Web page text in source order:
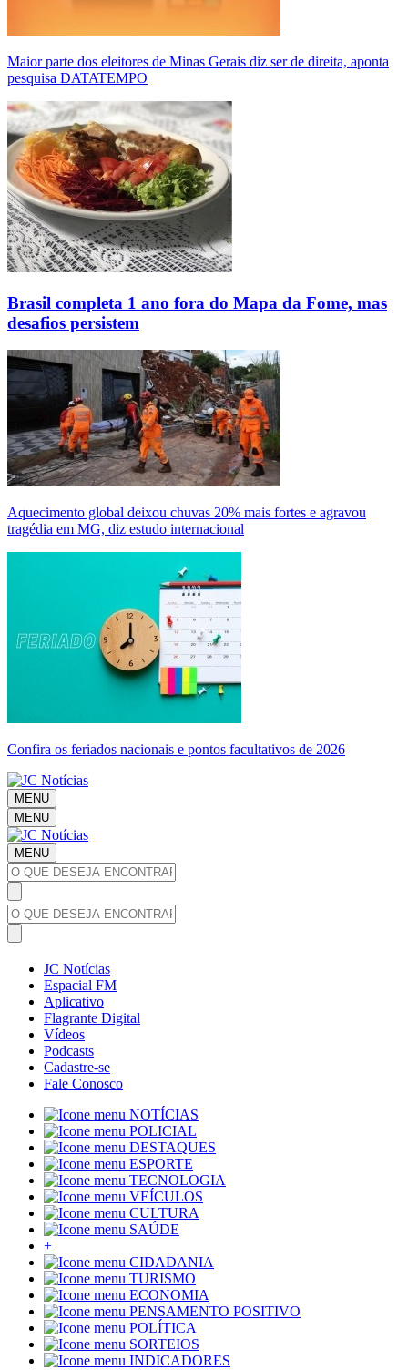
Maior parte dos eleitores de Minas Gerais diz ser de direita, aponta
pesquisa DATATEMPO
Brasil completa 1 ano fora do Mapa da Fome, mas
desafios persistem
Aquecimento global deixou chuvas 20% mais fortes e agravou
tragédia em MG, diz estudo internacional
Confira os feriados nacionais e pontos facultativos de 2026
MENU
MENU
MENU
JC Notícias
Espacial FM
Aplicativo
Flagrante Digital
Vídeos
Podcasts
Cadastre-se
Fale Conosco
NOTÍCIAS
POLICIAL
DESTAQUES
ESPORTE
TECNOLOGIA
VEÍCULOS
CULTURA
SAÚDE
+
CIDADANIA
TURISMO
ECONOMIA
PENSAMENTO POSITIVO
POLÍTICA
SORTEIOS
INDICADORES